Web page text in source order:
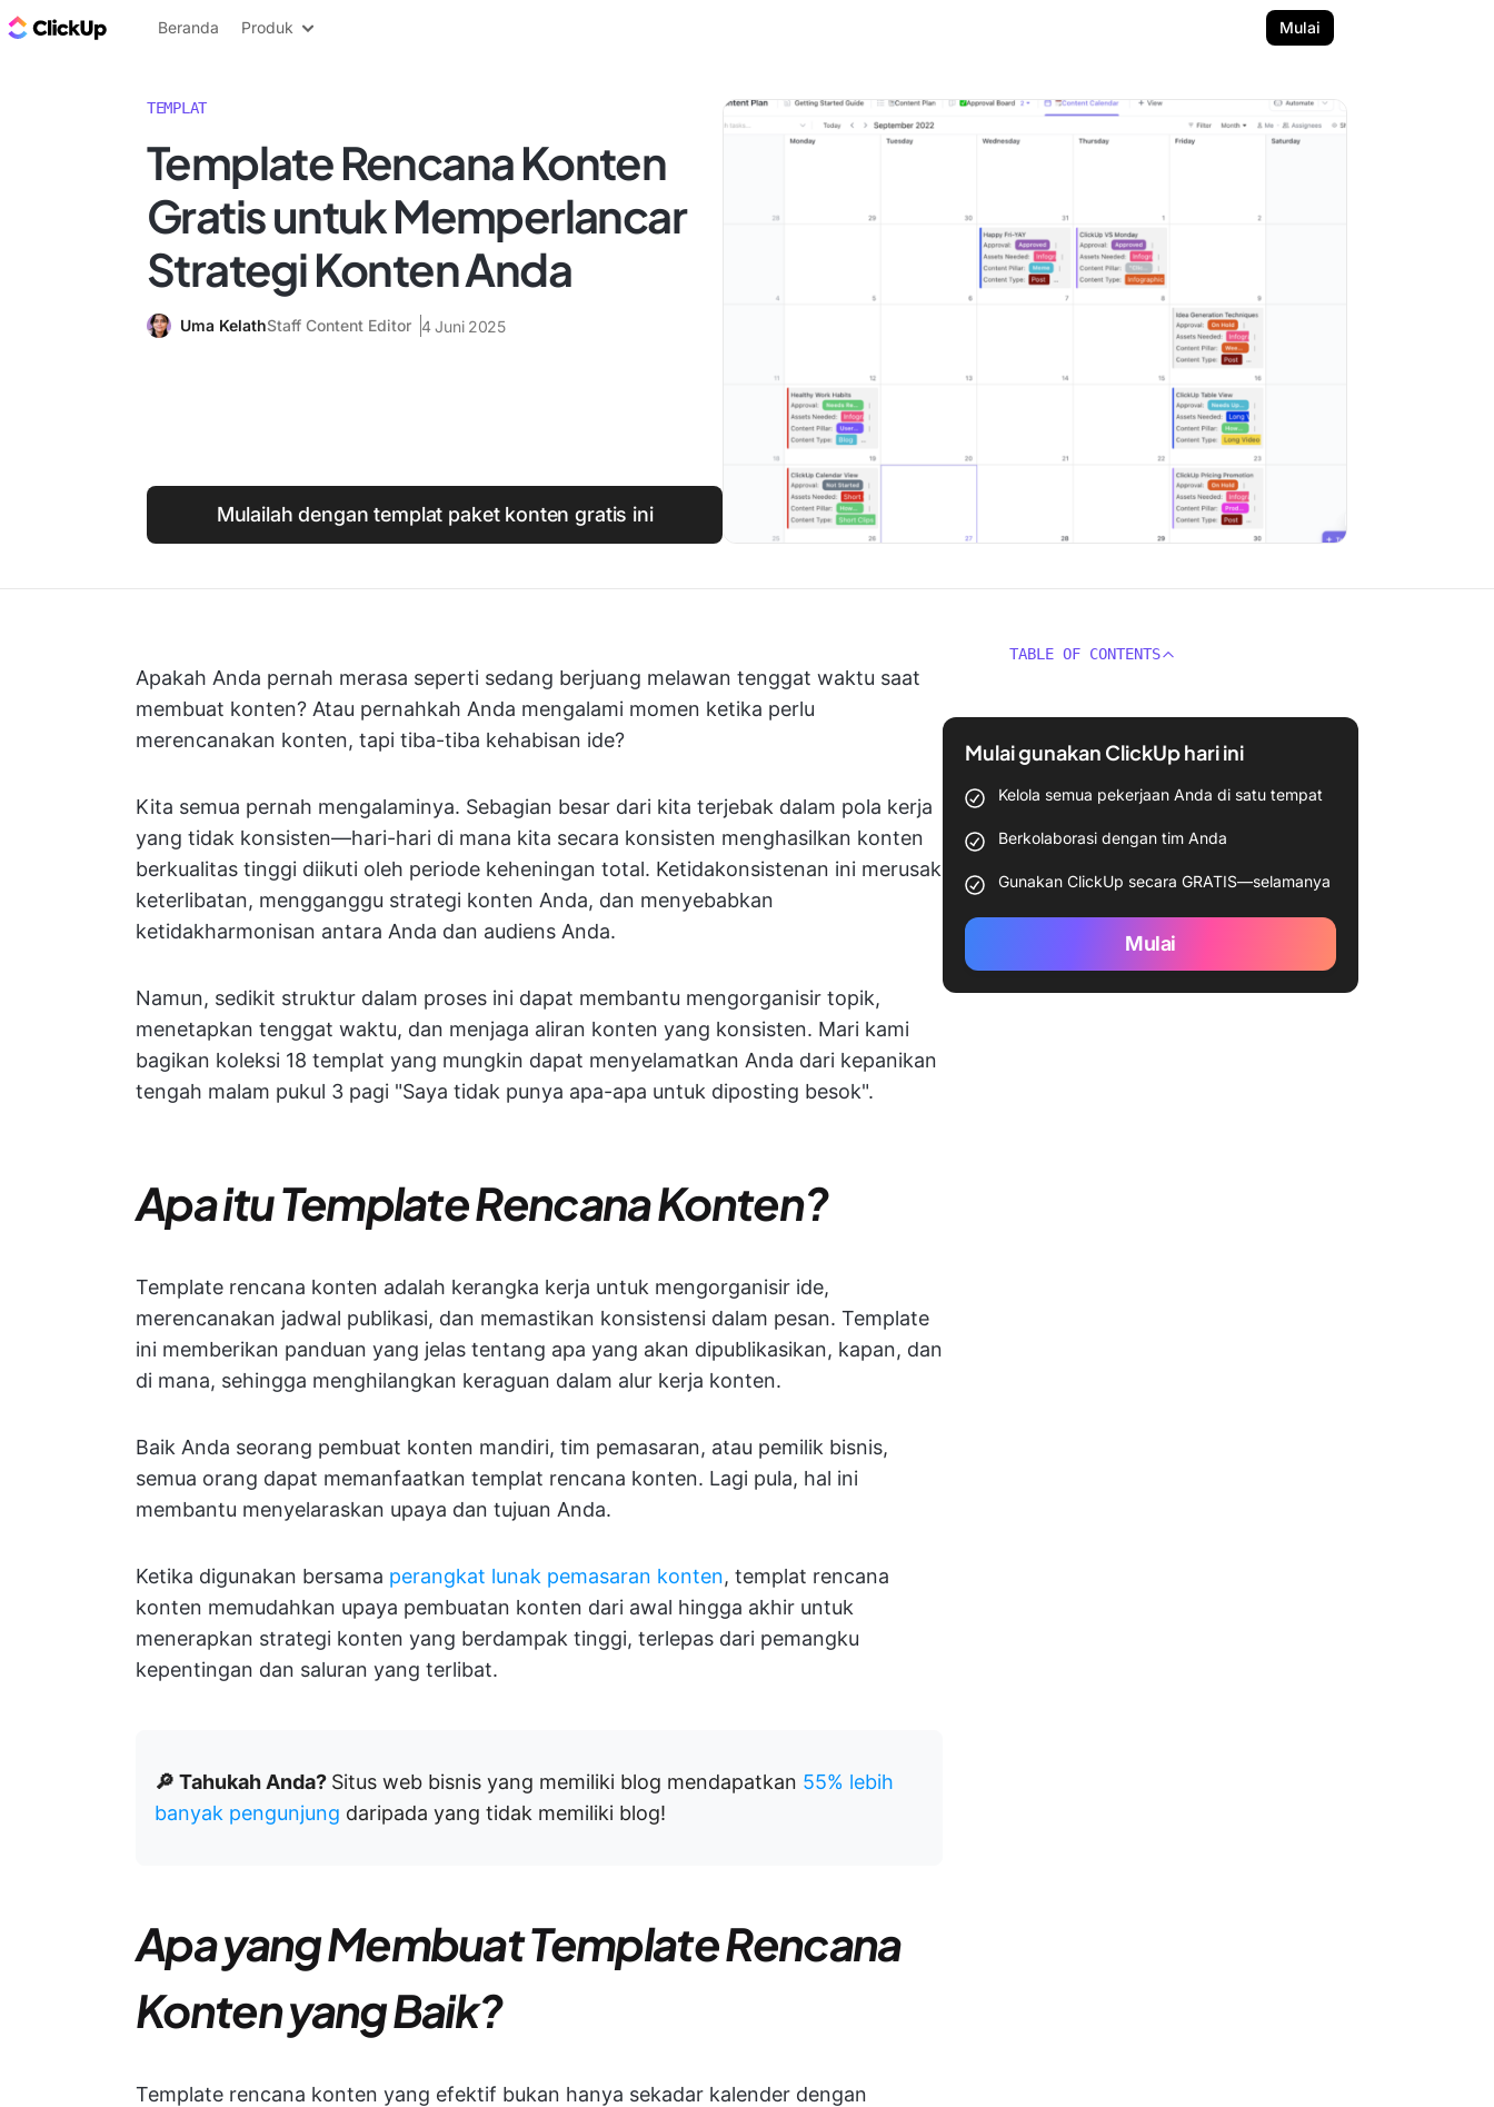
Blog ClickUp
Beranda Produk Mulai
TEMPLAT
Template Rencana Konten
Gratis untuk Memperlancar
Strategi Konten Anda
Uma KelathStaff Content Editor 4 Juni 2025
Mulailah dengan templat paket konten gratis ini
Apakah Anda pernah merasa seperti sedang berjuang melawan tenggat waktu saat
membuat konten? Atau pernahkah Anda mengalami momen ketika perlu
merencanakan konten, tapi tiba-tiba kehabisan ide?
Kita semua pernah mengalaminya. Sebagian besar dari kita terjebak dalam pola kerja
yang tidak konsisten—hari-hari di mana kita secara konsisten menghasilkan konten
berkualitas tinggi diikuti oleh periode keheningan total. Ketidakonsistenan ini merusak
keterlibatan, mengganggu strategi konten Anda, dan menyebabkan
ketidakharmonisan antara Anda dan audiens Anda.
Namun, sedikit struktur dalam proses ini dapat membantu mengorganisir topik,
menetapkan tenggat waktu, dan menjaga aliran konten yang konsisten. Mari kami
bagikan koleksi 18 templat yang mungkin dapat menyelamatkan Anda dari kepanikan
tengah malam pukul 3 pagi "Saya tidak punya apa-apa untuk diposting besok".
Apa itu Template Rencana Konten?
Template rencana konten adalah kerangka kerja untuk mengorganisir ide,
merencanakan jadwal publikasi, dan memastikan konsistensi dalam pesan. Template
ini memberikan panduan yang jelas tentang apa yang akan dipublikasikan, kapan, dan
di mana, sehingga menghilangkan keraguan dalam alur kerja konten.
Baik Anda seorang pembuat konten mandiri, tim pemasaran, atau pemilik bisnis,
semua orang dapat memanfaatkan templat rencana konten. Lagi pula, hal ini
membantu menyelaraskan upaya dan tujuan Anda.
Ketika digunakan bersama perangkat lunak pemasaran konten, templat rencana
konten memudahkan upaya pembuatan konten dari awal hingga akhir untuk
menerapkan strategi konten yang berdampak tinggi, terlepas dari pemangku
kepentingan dan saluran yang terlibat.
🔎 Tahukah Anda? Situs web bisnis yang memiliki blog mendapatkan 55% lebih
banyak pengunjung daripada yang tidak memiliki blog!
Apa yang Membuat Template Rencana
Konten yang Baik?
Template rencana konten yang efektif bukan hanya sekadar kalender dengan
TABLE OF CONTENTS
Mulai gunakan ClickUp hari ini
Kelola semua pekerjaan Anda di satu tempat
Berkolaborasi dengan tim Anda
Gunakan ClickUp secara GRATIS—selamanya
Mulai